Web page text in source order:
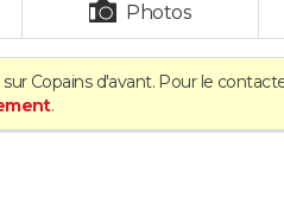
Photos
Copains d'avant. Pour le
.